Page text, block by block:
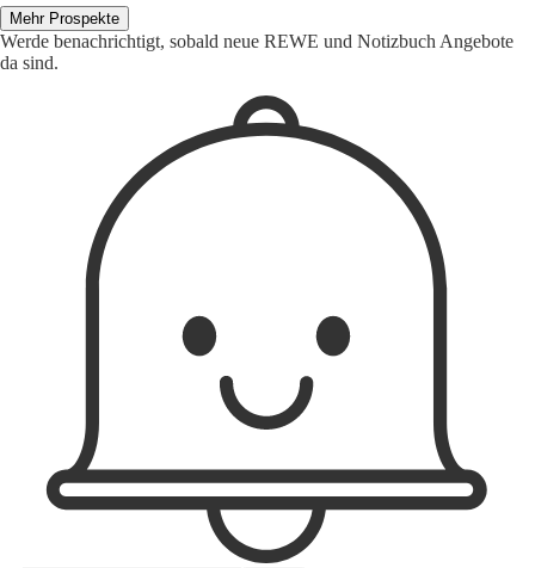
Mehr Prospekte
Werde benachrichtigt, sobald neue REWE und Notizbuch Angebote
da sind.